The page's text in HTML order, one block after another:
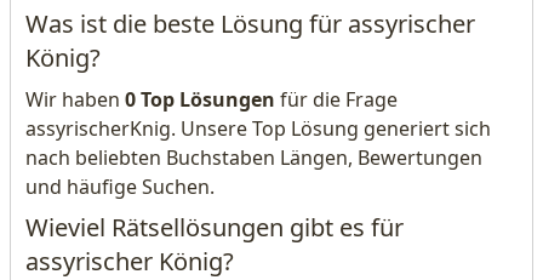
Was ist die beste Lösung für assyrischer
König?
Wir haben 0 Top Lösungen für die Frage
assyrischerKnig. Unsere Top Lösung generiert sich
nach beliebten Buchstaben Längen, Bewertungen
und häufige Suchen.
Wieviel Rätsellösungen gibt es für
assyrischer König?